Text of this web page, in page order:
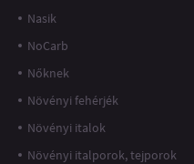
Nasik
NoCarb
Nőknek
Növényi fehérjék
Növényi italok
Növényi italporok, tejporok